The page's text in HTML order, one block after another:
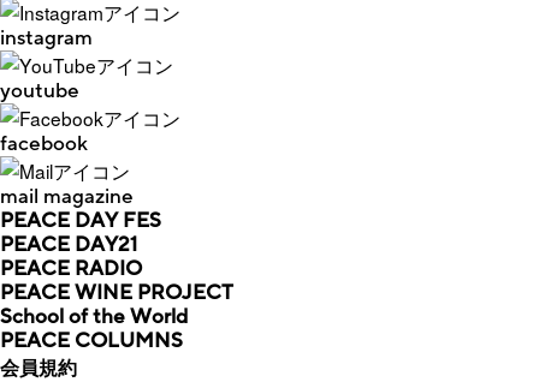
instagram
youtube
facebook
mail magazine
PEACE DAY FES
PEACE DAY21
PEACE RADIO
PEACE WINE PROJECT
School of the World
PEACE COLUMNS
会員規約